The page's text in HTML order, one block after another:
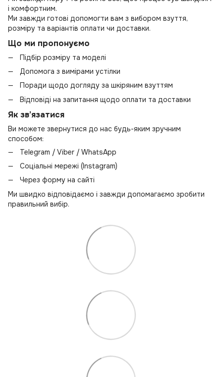
і комфортним.
Ми завжди готові допомогти вам з вибором взуття,
розміру та варіантів оплати чи доставки.
Що ми пропонуємо
Підбір розміру та моделі
Допомога з вимірами устілки
Поради щодо догляду за шкіряним взуттям
Відповіді на запитання щодо оплати та доставки
Як зв’язатися
Ви можете звернутися до нас будь-яким зручним
способом:
Telegram / Viber / WhatsApp
Соціальні мережі (Instagram)
Через форму на сайті
Ми швидко відповідаємо і завжди допомагаємо зробити
правильний вибір.